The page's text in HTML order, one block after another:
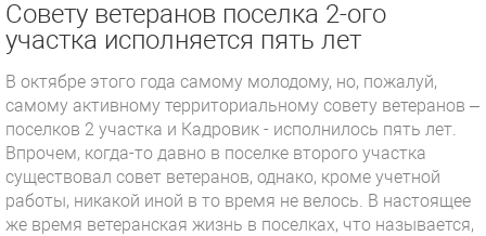
Совету ветеранов поселка 2-ого
участка исполняется пять лет
В октябре этого года самому молодому, но, пожалуй,
самому активному территориальному совету ветеранов –
поселков 2 участка и Кадровик - исполнилось пять лет.
Впрочем, когда-то давно в поселке второго участка
существовал совет ветеранов, однако, кроме учетной
работы, никакой иной в то время не велось. В настоящее
же время ветеранская жизнь в поселках, что называется,